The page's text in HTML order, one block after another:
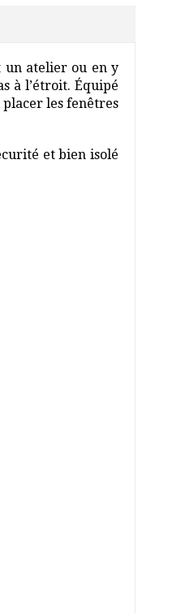
un atelier ou en y
à l’étroit. Équipé
les fenêtres
et bien isolé